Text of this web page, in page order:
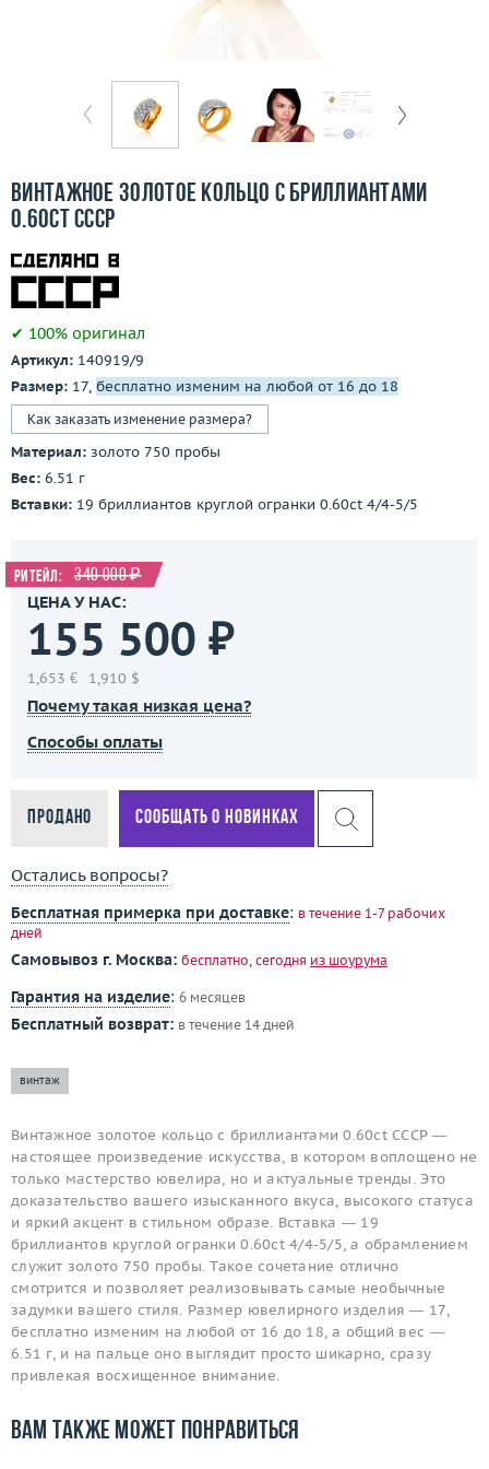
Бесплатная доставка
О компании
Контакты
3D-тур по шоуруму
Винтажное золотое кольцо с бриллиантами
0.60ct СССР
✔ 100% оригинал
Артикул: 140919/9
Размер: 17, бесплатно изменим на любой от 16 до 18
Как заказать изменение размера?
Материал: золото 750 пробы
Вес: 6.51 г
Вставки: 19 бриллиантов круглой огранки 0.60ct 4/4-5/5
Ритейл: 340 000 ₽
ЦЕНА У НАС:
155 500 ₽
1,653 € 1,910 $
Почему такая низкая цена?
Способы оплаты
Продано Сообщать о новинках
Остались вопросы?
Бесплатная примерка при доставке: в течение 1-7 рабочих
дней
Самовывоз г. Москва: бесплатно, сегодня из шоурума
Гарантия на изделие: 6 месяцев
Бесплатный возврат: в течение 14 дней
винтаж
Винтажное золотое кольцо с бриллиантами 0.60ct СССР —
настоящее произведение искусства, в котором воплощено не
только мастерство ювелира, но и актуальные тренды. Это
доказательство вашего изысканного вкуса, высокого статуса
и яркий акцент в стильном образе. Вставка — 19
бриллиантов круглой огранки 0.60ct 4/4-5/5, а обрамлением
служит золото 750 пробы. Такое сочетание отлично
смотрится и позволяет реализовывать самые необычные
задумки вашего стиля. Размер ювелирного изделия — 17,
бесплатно изменим на любой от 16 до 18, а общий вес —
6.51 г, и на пальце оно выглядит просто шикарно, сразу
привлекая восхищенное внимание.
Вам также может понравиться